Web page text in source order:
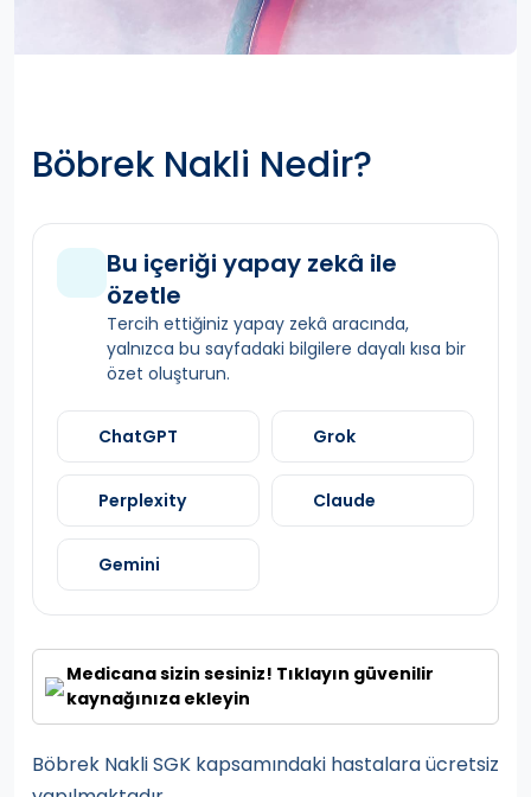
Böbrek Nakli Nedir?
Bu içeriği yapay zekâ ile
özetle
Tercih ettiğiniz yapay zekâ aracında,
yalnızca bu sayfadaki bilgilere dayalı kısa bir
özet oluşturun.
ChatGPT Grok
Perplexity Claude
Gemini
Medicana sizin sesiniz! Tıklayın güvenilir
kaynağınıza ekleyin
Böbrek Nakli SGK kapsamındaki hastalara ücretsiz